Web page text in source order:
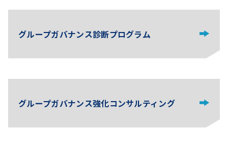
グループガバナンス診断プログラム
グループガバナンス強化コンサルティング